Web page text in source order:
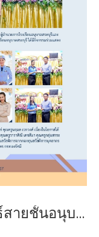
ข่าวประชาสัมพันธ์สายชั้นอนุบาลปีที่ 2